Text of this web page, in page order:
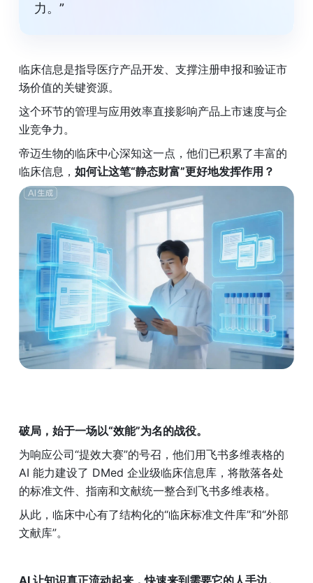
力。”
临床信息是指导医疗产品开发、支撑注册申报和验证市
场价值的关键资源。
这个环节的管理与应用效率直接影响产品上市速度与企
业竞争力。
帝迈生物的临床中心深知这一点，他们已积累了丰富的
临床信息， 如何让这笔“静态财富”更好地发挥作用？
破局，始于一场以“效能”为名的战役。
为响应公司“提效大赛”的号召，他们用飞书多维表格的
AI 能力建设了 DMed 企业级临床信息库，将散落各处
的标准文件、指南和文献统一整合到飞书多维表格。
从此，临床中心有了结构化的“临床标准文件库”和“外部
文献库”。
AI 让知识真正流动起来，快速来到需要它的人手边。